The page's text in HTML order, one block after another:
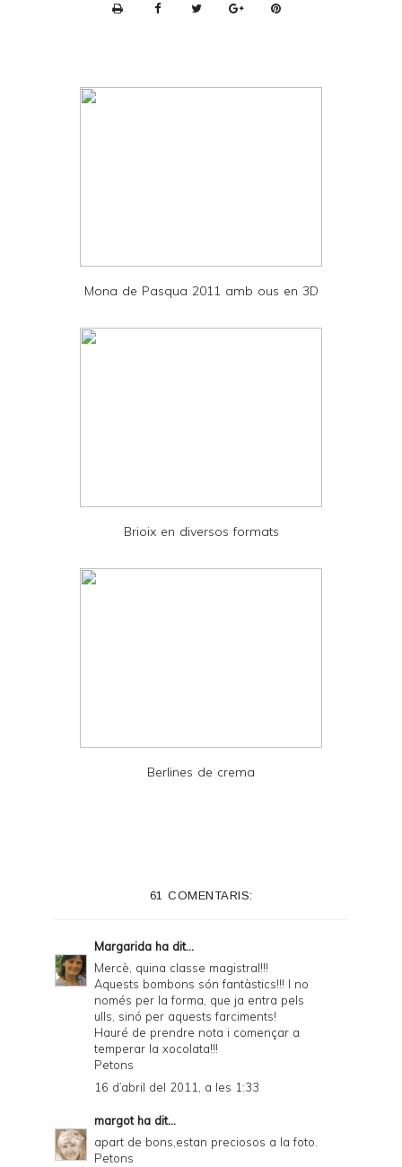
n
d
Mona de Pasqua 2011 amb ous en 3D
Brioix en diversos formats
Berlines de crema
61 COMENTARIS:
Margarida ha dit...
Mercè, quina classe magistral!!!
Aquests bombons són fantàstics!!! I no
només per la forma, que ja entra pels
ulls, sinó per aquests farciments!
Hauré de prendre nota i començar a
temperar la xocolata!!!
Petons
16 d’abril del 2011, a les 1:33
margotha dit...
apart de bons,estan preciosos a la foto.
Petons